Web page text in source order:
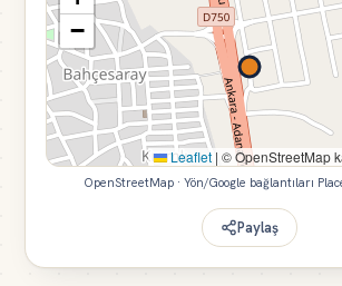
−
Leaflet | © OpenStreetMap
OpenStreetMap · Yön/Google bağlantıları
Paylaş